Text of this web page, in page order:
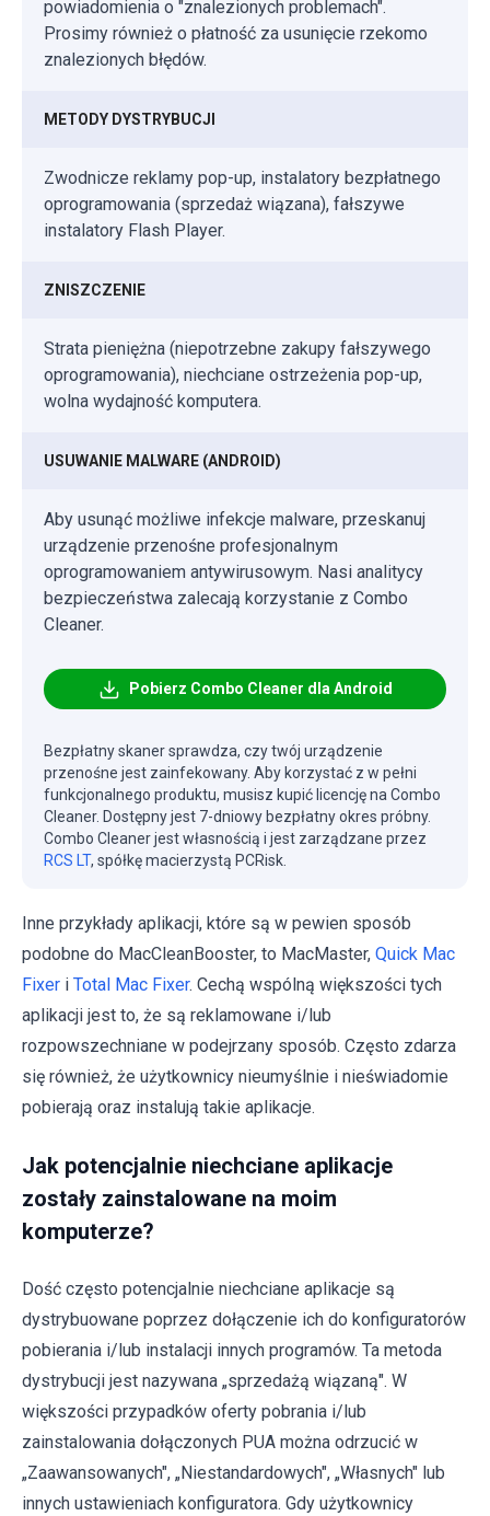
powiadomienia o "znalezionych problemach".
Prosimy również o płatność za usunięcie rzekomo
znalezionych błędów.
METODY DYSTRYBUCJI
Zwodnicze reklamy pop-up, instalatory bezpłatnego
oprogramowania (sprzedaż wiązana), fałszywe
instalatory Flash Player.
ZNISZCZENIE
Strata pieniężna (niepotrzebne zakupy fałszywego
oprogramowania), niechciane ostrzeżenia pop-up,
wolna wydajność komputera.
USUWANIE MALWARE (ANDROID)
Aby usunąć możliwe infekcje malware, przeskanuj
urządzenie przenośne profesjonalnym
oprogramowaniem antywirusowym. Nasi analitycy
bezpieczeństwa zalecają korzystanie z Combo
Cleaner.
Pobierz Combo Cleaner dla Android
Bezpłatny skaner sprawdza, czy twój urządzenie
przenośne jest zainfekowany. Aby korzystać z w pełni
funkcjonalnego produktu, musisz kupić licencję na Combo
Cleaner. Dostępny jest 7-dniowy bezpłatny okres próbny.
Combo Cleaner jest własnością i jest zarządzane przez
RCS LT, spółkę macierzystą PCRisk.
Inne przykłady aplikacji, które są w pewien sposób
podobne do MacCleanBooster, to MacMaster, Quick Mac
Fixer i Total Mac Fixer. Cechą wspólną większości tych
aplikacji jest to, że są reklamowane i/lub
rozpowszechniane w podejrzany sposób. Często zdarza
się również, że użytkownicy nieumyślnie i nieświadomie
pobierają oraz instalują takie aplikacje.
Jak potencjalnie niechciane aplikacje
zostały zainstalowane na moim
komputerze?
Dość często potencjalnie niechciane aplikacje są
dystrybuowane poprzez dołączenie ich do konfiguratorów
pobierania i/lub instalacji innych programów. Ta metoda
dystrybucji jest nazywana „sprzedażą wiązaną". W
większości przypadków oferty pobrania i/lub
zainstalowania dołączonych PUA można odrzucić w
„Zaawansowanych", „Niestandardowych", „Własnych" lub
innych ustawieniach konfiguratora. Gdy użytkownicy